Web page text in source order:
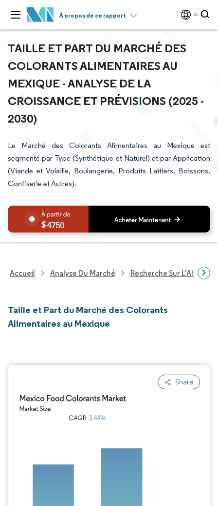
À propos de ce rapport
TAILLE ET PART DU MARCHÉ DES
COLORANTS ALIMENTAIRES AU
MEXIQUE - ANALYSE DE LA
CROISSANCE ET PRÉVISIONS (2025 -
2030)
Le Marché des Colorants Alimentaires au Mexique est
segmenté par Type (Synthétique et Naturel) et par Application
(Viande et Volaille, Boulangerie, Produits Laitiers, Boissons,
Confiserie et Autres).
4750
Accueil Analyse Du Marché Recherche Sur
Taille et Part du Marché des Colorants
Alimentaires au Mexique
Share